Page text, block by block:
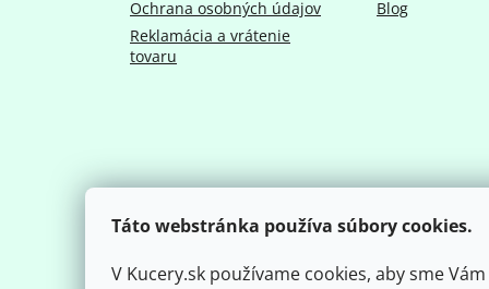
Táto webstránka používa súbory cookies.
V Kucery.sk používame cookies, aby sme Vám
Ochrana osobných údajov
Reklamácia a vrátenie
tovaru
Blog